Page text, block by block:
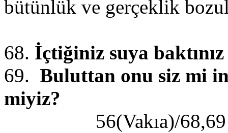
bütünlük ve gerçeklik
68. İçtiğiniz suya baktınız
69. Buluttan onu siz mi
miyiz?
56(Vakıa)/68,69